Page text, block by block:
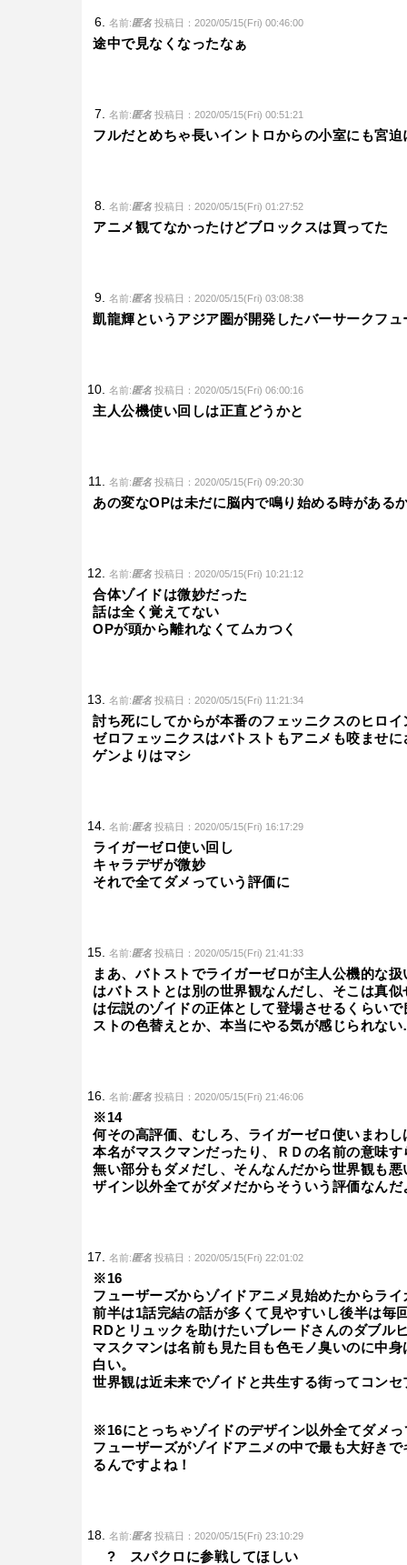
名前:匿名 投稿日：2020/05/15(Fri) 00:46:00
途中で見なくなったなぁ
名前:匿名 投稿日：2020/05/15(Fri) 00:51:21
フルだとめちゃ長いイントロからの小室にも宮
名前:匿名 投稿日：2020/05/15(Fri) 01:27:52
アニメ観てなかったけどブロックスは買ってた
名前:匿名 投稿日：2020/05/15(Fri) 03:08:38
凱龍輝というアジア圏が開発したバーサークフュ
名前:匿名 投稿日：2020/05/15(Fri) 06:00:16
主人公機使い回しは正直どうかと
名前:匿名 投稿日：2020/05/15(Fri) 09:20:30
あの変なOPは未だに脳内で鳴り始める時がある
名前:匿名 投稿日：2020/05/15(Fri) 10:21:12
合体ゾイドは微妙だった
話は全く覚えてない
OPが頭から離れなくてムカつく
名前:匿名 投稿日：2020/05/15(Fri) 11:21:34
討ち死にしてからが本番のフェッニクスのヒロ
ゼロフェッニクスはバトストもアニメも咬ませ
ゲンよりはマシ
名前:匿名 投稿日：2020/05/15(Fri) 16:17:29
ライガーゼロ使い回し
キャラデザが微妙
それで全てダメっていう評価に
名前:匿名 投稿日：2020/05/15(Fri) 21:41:33
まあ、バトストでライガーゼロが主人公機的な
はバトストとは別の世界観なんだし、そこは真
は伝説のゾイドの正体として登場させるくらい
ストの色替えとか、本当にやる気が感じられな
名前:匿名 投稿日：2020/05/15(Fri) 21:46:06
※14
何その高評価、むしろ、ライガーゼロ使いまわ
本名がマスクマンだったり、ＲＤの名前の意味
無い部分もダメだし、そんなんだから世界観も
ザイン以外全てがダメだからそういう評価なん
名前:匿名 投稿日：2020/05/15(Fri) 22:01:02
※16
フューザーズからゾイドアニメ見始めたからラ
前半は1話完結の話が多くて見やすいし後半は毎
RDとリュックを助けたいブレードさんのダブル
マスクマンは名前も見た目も色モノ臭いのに中
白い。
世界観は近未来でゾイドと共生する街ってコン
※16にとっちゃゾイドのデザイン以外全てダメ
フューザーズがゾイドアニメの中で最も大好き
るんですよね！
名前:匿名 投稿日：2020/05/15(Fri) 23:10:29
? スパクロに参戦してほしい